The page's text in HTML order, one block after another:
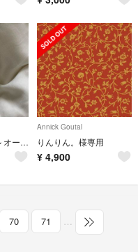
アニックグタール オードトワレ プチシェリー
Annick Goutal
りんりん。様専用
¥ 4,900
70 71 …